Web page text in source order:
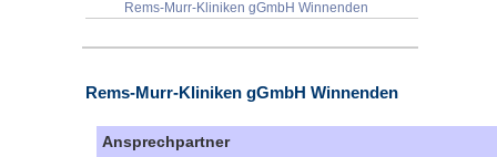
Rems-Murr-Kliniken gGmbH Winnenden
Rems-Murr-Kliniken gGmbH Winnenden
Ansprechpartner